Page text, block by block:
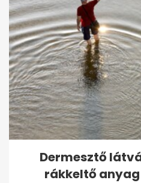
Lévai
Orbán
Dermesztő
rákkeltő